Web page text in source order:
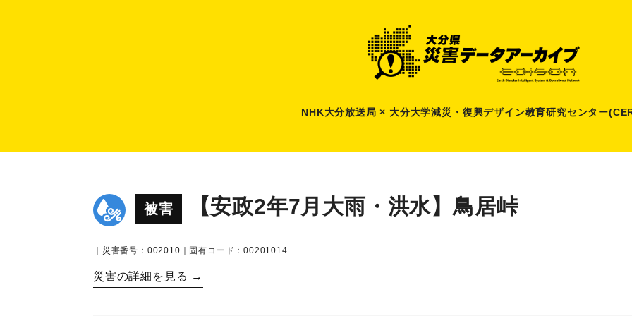
NHK大分放送局 × 大分大学減災 ・ 復興デザイン教育研究センター
被害 【安政2年7月大雨・洪水】鳥居峠
｜災害番号：002010｜固有コード：00201014
災害の詳細を見る →